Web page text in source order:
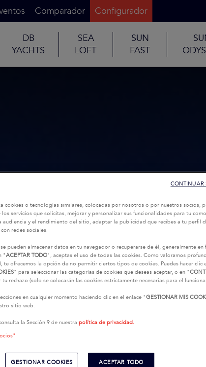
Comparador Configurador
DB
YACHTS
SEA
LOFT
SUN
FAST
cookies o tecnologías similares, colocadas por nosotros o por nuestros socios,
servicios que solicitas, mejorar y personalizar sus funcionalidades para tu
audiencia y el rendimiento del sitio, adaptar la publicidad que recibes a tu perfil
redes sociales.
pueden almacenar datos en tu navegador o recuperarse de él, generalmente en
"ACEPTAR TODO", aceptas el uso de todas las cookies. Como valoramos
te ofrecemos la opción de no permitir ciertos tipos de cookies. Puedes hacer clic
" para seleccionar las categorías de cookies que deseas aceptar, o en "
rechazo (solo se colocarán las cookies estrictamente necesarias para el
en cualquier momento haciendo clic en el enlace "GESTIONAR MIS
sitio web.
la Sección 9 de nuestra política de privacidad.
GESTIONAR COOKIES ACEPTAR TODO
CONTINUAR